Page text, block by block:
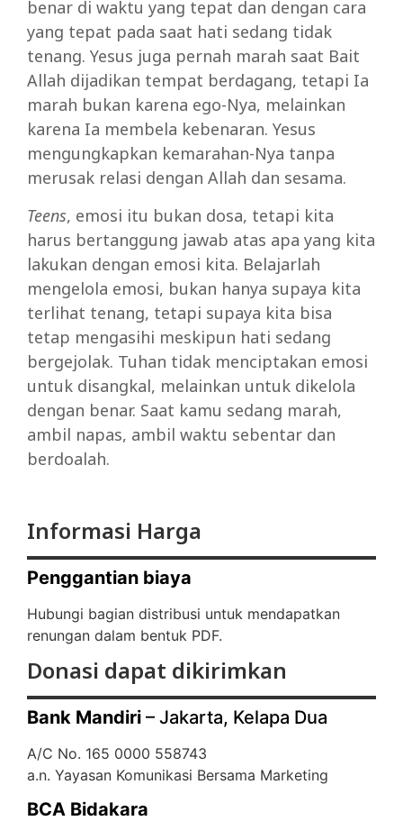
benar di waktu yang tepat dan dengan cara
yang tepat pada saat hati sedang tidak
tenang. Yesus juga pernah marah saat Bait
Allah dijadikan tempat berdagang, tetapi Ia
marah bukan karena ego-Nya, melainkan
karena Ia membela kebenaran. Yesus
mengungkapkan kemarahan-Nya tanpa
merusak relasi dengan Allah dan sesama.
Teens, emosi itu bukan dosa, tetapi kita
harus bertanggung jawab atas apa yang kita
lakukan dengan emosi kita. Belajarlah
mengelola emosi, bukan hanya supaya kita
terlihat tenang, tetapi supaya kita bisa
tetap mengasihi meskipun hati sedang
bergejolak. Tuhan tidak menciptakan emosi
untuk disangkal, melainkan untuk dikelola
dengan benar. Saat kamu sedang marah,
ambil napas, ambil waktu sebentar dan
berdoalah.
Informasi Harga
Penggantian biaya
Hubungi bagian distribusi untuk mendapatkan
renungan dalam bentuk PDF.
Donasi dapat dikirimkan
Bank Mandiri – Jakarta, Kelapa Dua
A/C No. 165 0000 558743
a.n. Yayasan Komunikasi Bersama Marketing
BCA Bidakara